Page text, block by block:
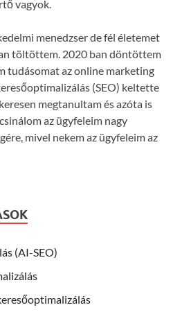
vagyok.
menedzser de fél életemet
töltöttem. 2020 ban döntöttem
tudásomat az online marketing
(SEO) keltette
megtanultam és azóta is
az ügyfeleim nagy
mivel nekem az ügyfeleim az
(AI-SEO)